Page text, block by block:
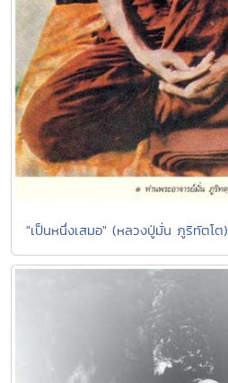
"เป็นหนึ่งเสมอ" (หลวงปู่มั่น ภูริทัตโต)